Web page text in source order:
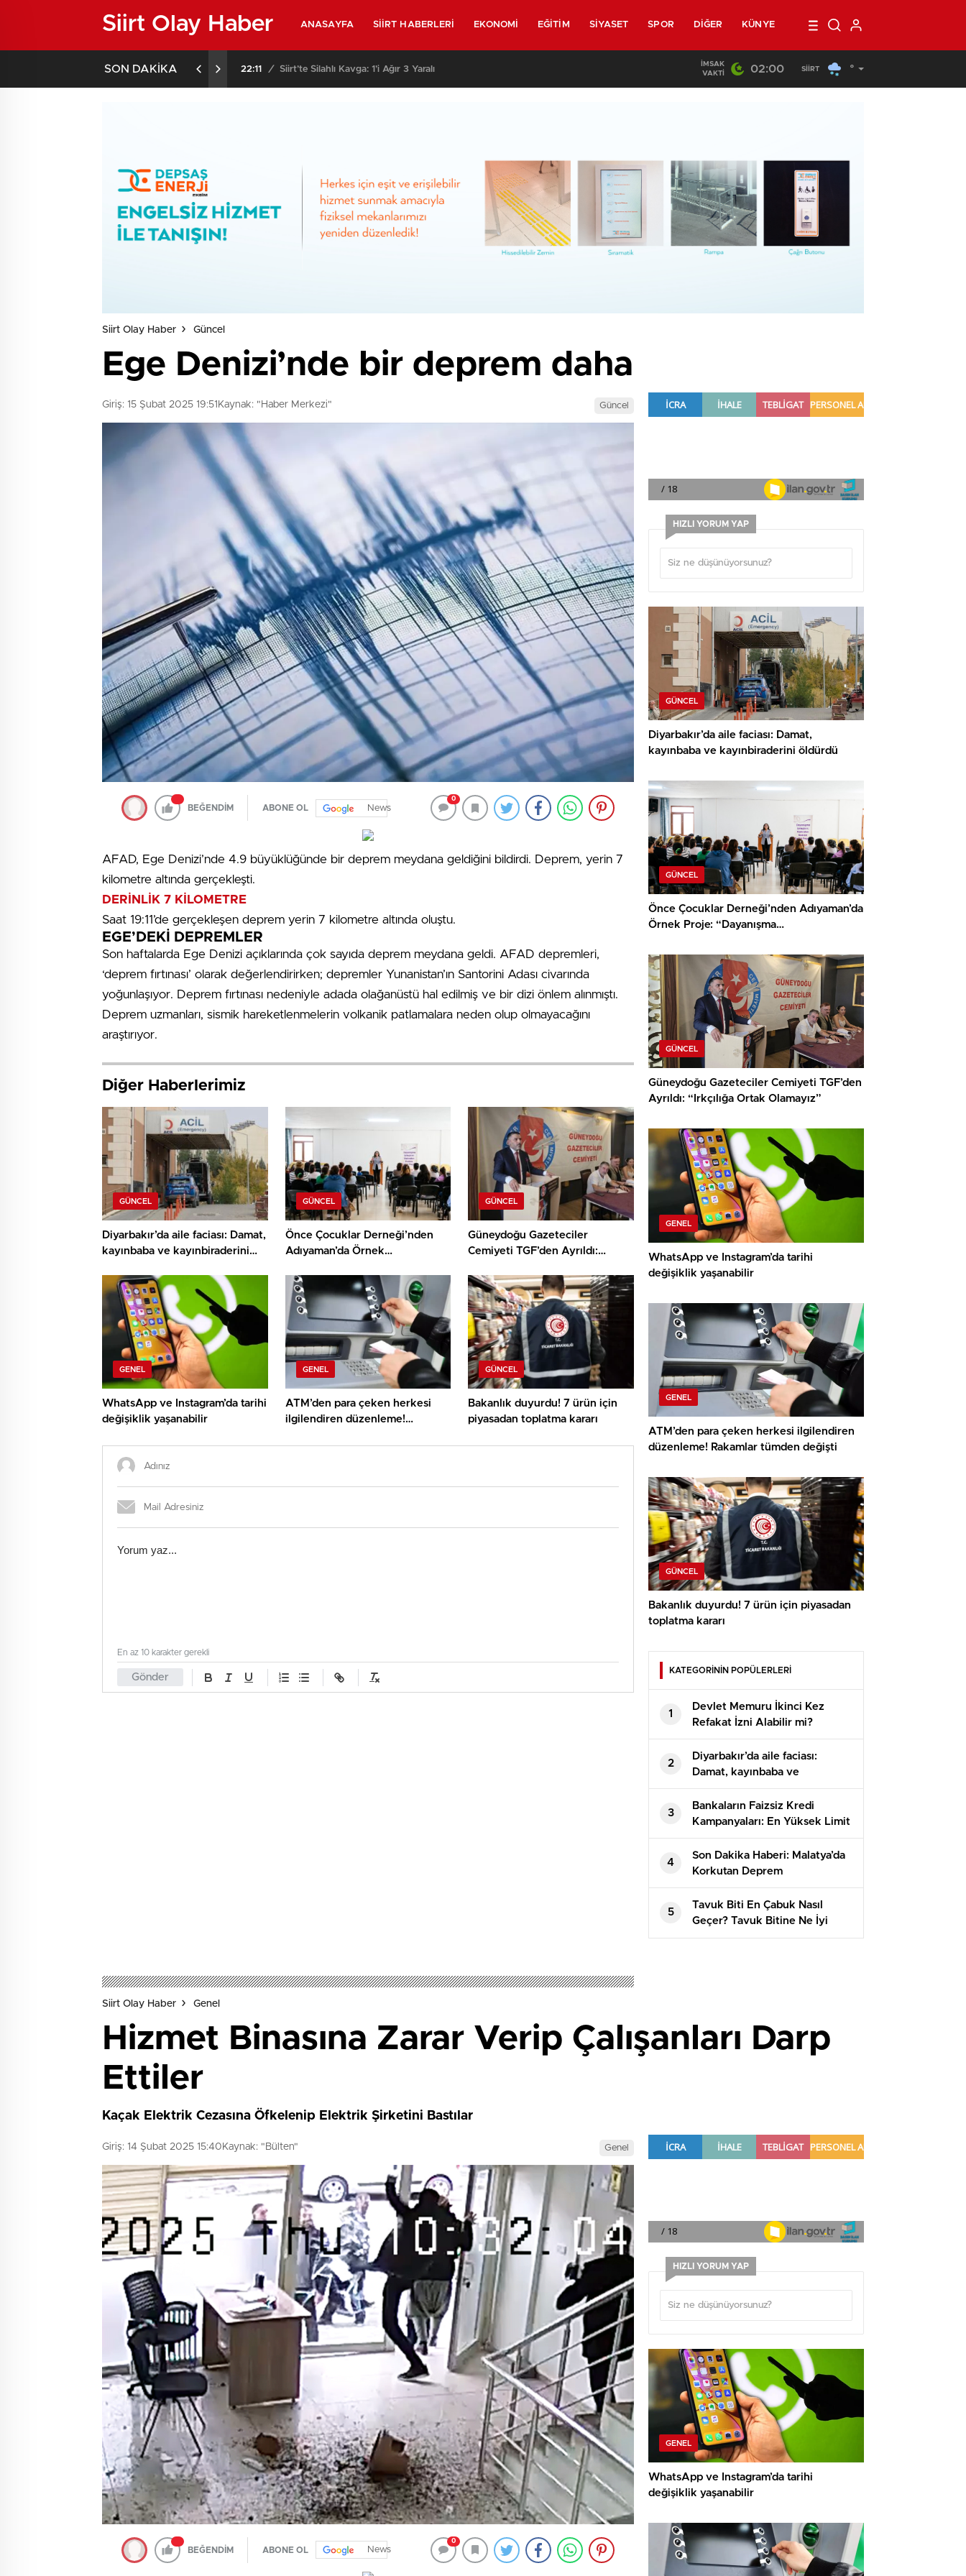
Siirt Olay Haber ANASAYFA SIIRT HABERLERI EKONOMI EĞITIM SIYASET SPOR DIĞER KÜNYE
SON DAKİKA 02:02 / Siirt’te Eve Saldırmak İsteyen Grubu Polis Durdurdu 22:44 / Siirt’te Yangın Paniği
İMSAK
VAKTI
02:00 SIIRT °
Siirt Olay Haber Güncel
Ege Denizi’nde bir deprem daha
Giriş: 15 Şubat 2025 19:51 Kaynak: "Haber Merkezi" Güncel
BEĞENDİM ABONE OL News
0
AFAD, Ege Denizi’nde 4.9 büyüklüğünde bir deprem meydana geldiğini bildirdi. Deprem, yerin 7
kilometre altında gerçekleşti.
DERİNLİK 7 KİLOMETRE
Saat 19:11’de gerçekleşen deprem yerin 7 kilometre altında oluştu.
EGE’DEKİ DEPREMLER
Son haftalarda Ege Denizi açıklarında çok sayıda deprem meydana geldi. AFAD depremleri,
‘deprem fırtınası’ olarak değerlendirirken; depremler Yunanistan’ın Santorini Adası civarında
yoğunlaşıyor. Deprem fırtınası nedeniyle adada olağanüstü hal edilmiş ve bir dizi önlem alınmıştı.
Deprem uzmanları, sismik hareketlenmelerin volkanik patlamalara neden olup olmayacağını
araştırıyor.
Diğer Haberlerimiz
GÜNCEL
Diyarbakır’da aile faciası: Damat,
kayınbaba ve kayınbiraderini
GÜNCEL
Önce Çocuklar Derneği’nden
Adıyaman’da Örnek
İyileştirir; Kadından Kadına
Sağlık”
GÜNCEL
Güneydoğu Gazeteciler
Cemiyeti TGF’den Ayrıldı:
GENEL
WhatsApp ve Instagram’da tarihi
değişiklik yaşanabilir
GENEL
ATM’den para çeken herkesi
ilgilendiren düzenleme!
GÜNCEL
Bakanlık duyurdu! 7 ürün için
piyasadan toplatma kararı
Gönder
En az 10 karakter gerekli
HIZLI YORUM YAP
GÜNCEL
Diyarbakır’da aile faciası: Damat,
kayınbaba ve kayınbiraderini öldürdü
GÜNCEL
Önce Çocuklar Derneği’nden Adıyaman’da
Örnek Proje: “Dayanışma
GÜNCEL
Güneydoğu Gazeteciler Cemiyeti TGF’den
Ayrıldı: “Irkçılığa Ortak Olamayız”
GENEL
WhatsApp ve Instagram’da tarihi
değişiklik yaşanabilir
GENEL
ATM’den para çeken herkesi ilgilendiren
düzenleme! Rakamlar tümden değişti
GÜNCEL
Bakanlık duyurdu! 7 ürün için piyasadan
toplatma kararı
KATEGORİNİN POPÜLERLERİ
1
Devlet Memuru İkinci Kez
Refakat İzni Alabilir mi?
2
Diyarbakır’da aile faciası:
Damat, kayınbaba ve
kayınbiraderini öldürdü
3
Bankaların Faizsiz Kredi
Kampanyaları: En Yüksek Limit
60 Bin TL
4
Son Dakika Haberi: Malatya’da
Korkutan Deprem
5
Tavuk Biti En Çabuk Nasıl
Geçer? Tavuk Bitine Ne İyi
Gelir?
Siirt Olay Haber Genel
Hizmet Binasına Zarar Verip Çalışanları Darp
Ettiler
Kaçak Elektrik Cezasına Öfkelenip Elektrik Şirketini Bastılar
Giriş: 14 Şubat 2025 15:40 Kaynak: "Bülten" Genel
BEĞENDİM ABONE OL News
0
HIZLI YORUM YAP
GENEL
WhatsApp ve Instagram’da tarihi
değişiklik yaşanabilir